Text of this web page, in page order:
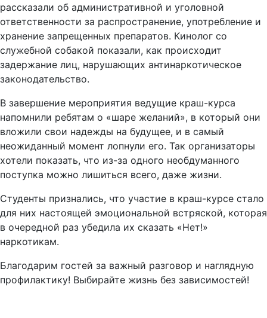
рассказали об административной и уголовной
ответственности за распространение, употребление и
хранение запрещенных препаратов. Кинолог со
служебной собакой показали, как происходит
задержание лиц, нарушающих антинаркотическое
законодательство.
В завершение мероприятия ведущие краш-курса
напомнили ребятам о «шаре желаний», в который они
вложили свои надежды на будущее, и в самый
неожиданный момент лопнули его. Так организаторы
хотели показать, что из-за одного необдуманного
поступка можно лишиться всего, даже жизни.
Студенты признались, что участие в краш-курсе стало
для них настоящей эмоциональной встряской, которая
в очередной раз убедила их сказать «Нет!»
наркотикам.
Благодарим гостей за важный разговор и наглядную
профилактику! Выбирайте жизнь без зависимостей!